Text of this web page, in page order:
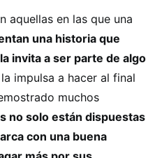
aquellas en las que una
una historia que
invita a ser parte de algo
impulsa a hacer al final
muchos
no solo están dispuestas
con una buena